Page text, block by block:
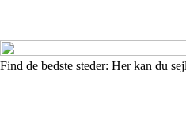
Find de bedste steder: Her kan du